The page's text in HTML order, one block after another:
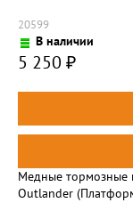
20599
В наличии
5 250 ₽
Медные тормозные
Outlander